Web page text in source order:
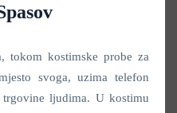
tokom kostimske probe za
svoga, uzima telefon
trgovine ljudima. U kostimu